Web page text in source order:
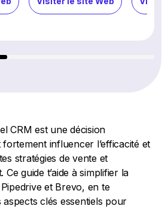
CRM est une décision
influencer l’efficacité et
stratégies de vente et
Ce guide t’aide à simplifier la
et Brevo, en te
clés essentiels pour